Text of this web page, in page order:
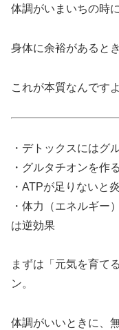
体調がいまいちの時
身体に余裕があると
これが本質なんですよ
・デトックスにはグ
・グルタチオンを作
・ATPが足りないと
・体力（エネルギー
は逆効果
まずは「元気を育て
ン。
体調がいいときに、